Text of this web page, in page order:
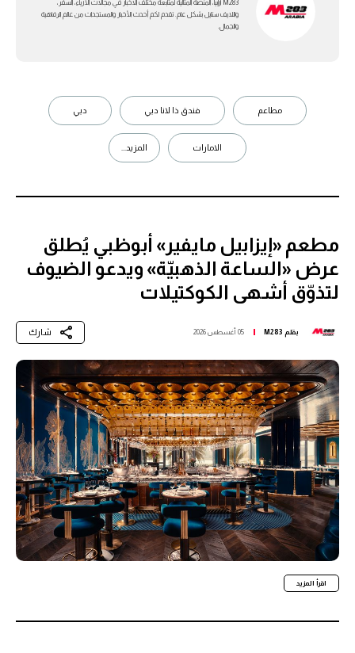
M283 ارابيا، المنصة المثالية لمتابعة مختلف الاخبار في مجالات الأزياء، السفر،
واللايف ستايل بشكل عام. تقدم لكم أحدث الأخبار والمستجدات من عالم الرفاهية
والجمال.
مطاعم فندق ذا لانا دبي دبي
الامارات المزيد...
مطعم «إيزابيل مايفير» أبوظبي يُطلق
عرض «الساعة الذهبيّة» ويدعو الضيوف
لتذوّق أشهى الكوكتيلات
بقلم M283 05 أغسطس 2026 شارك
اقرأ المزيد